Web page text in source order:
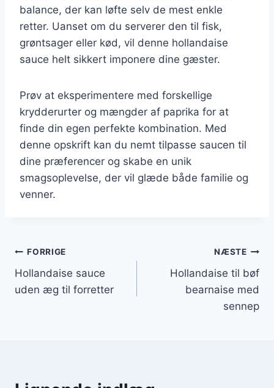
balance, der kan løfte selv de mest enkle
retter. Uanset om du serverer den til fisk,
grøntsager eller kød, vil denne hollandaise
sauce helt sikkert imponere dine gæster.
Prøv at eksperimentere med forskellige
krydderurter og mængder af paprika for at
finde din egen perfekte kombination. Med
denne opskrift kan du nemt tilpasse saucen til
dine præferencer og skabe en unik
smagsoplevelse, der vil glæde både familie og
venner.
Indlægsnavigation
FORRIGE
Hollandaise sauce
uden æg til forretter
NÆSTE
Hollandaise til bøf
bearnaise med
sennep